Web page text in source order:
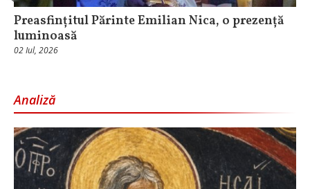
Preasfințitul Părinte Emilian Nica, o prezență
luminoasă
02 Iul, 2026
Analiză